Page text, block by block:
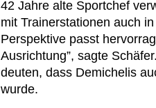
42 Jahre alte Sportchef
mit Trainerstationen auch
Perspektive passt
Ausrichtung”, sagte
deuten, dass Demichelis
wurde.